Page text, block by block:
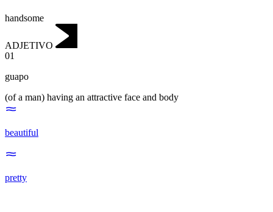
handsome
ADJETIVO
01
guapo
(of a man) having an attractive face and body
beautiful
pretty